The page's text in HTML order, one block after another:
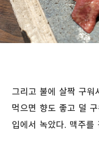
그리고 불에 살짝 구워
먹으면 향도 좋고 덜
입에서 녹았다. 맥주를